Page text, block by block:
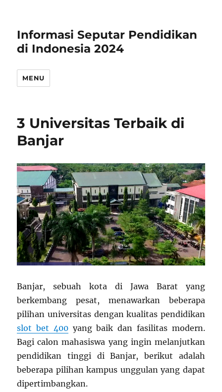
Informasi Seputar Pendidikan
di Indonesia 2024
MENU
3 Universitas Terbaik di
Banjar
Banjar, sebuah kota di Jawa Barat yang
berkembang pesat, menawarkan beberapa
pilihan universitas dengan kualitas pendidikan
slot bet 400yang baik dan fasilitas modern.
Bagi calon mahasiswa yang ingin melanjutkan
pendidikan tinggi di Banjar, berikut adalah
beberapa pilihan kampus unggulan yang dapat
dipertimbangkan.